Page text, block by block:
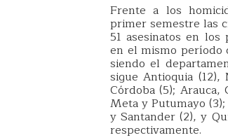
Frente a los
primer semestre las
51 asesinatos en
en el mismo período
siendo el
sigue Antioquia
Córdoba (5); Arauca,
Meta y Putumayo
y Santander (2), y
respectivamente.